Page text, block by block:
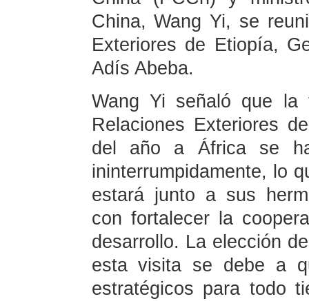
China, Wang Yi, se
Exteriores de Etiopía,
Adís Abeba.
Wang Yi señaló que
Relaciones Exteriores
del año a África se
ininterrumpidamente, lo
estará junto a sus
con fortalecer la
desarrollo. La elección
esta visita se debe a
estratégicos para todo